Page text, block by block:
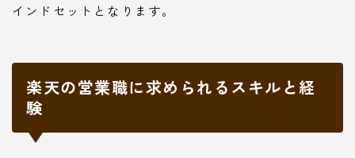
インドセットとなります。
楽天の営業職に求められるスキルと経
験